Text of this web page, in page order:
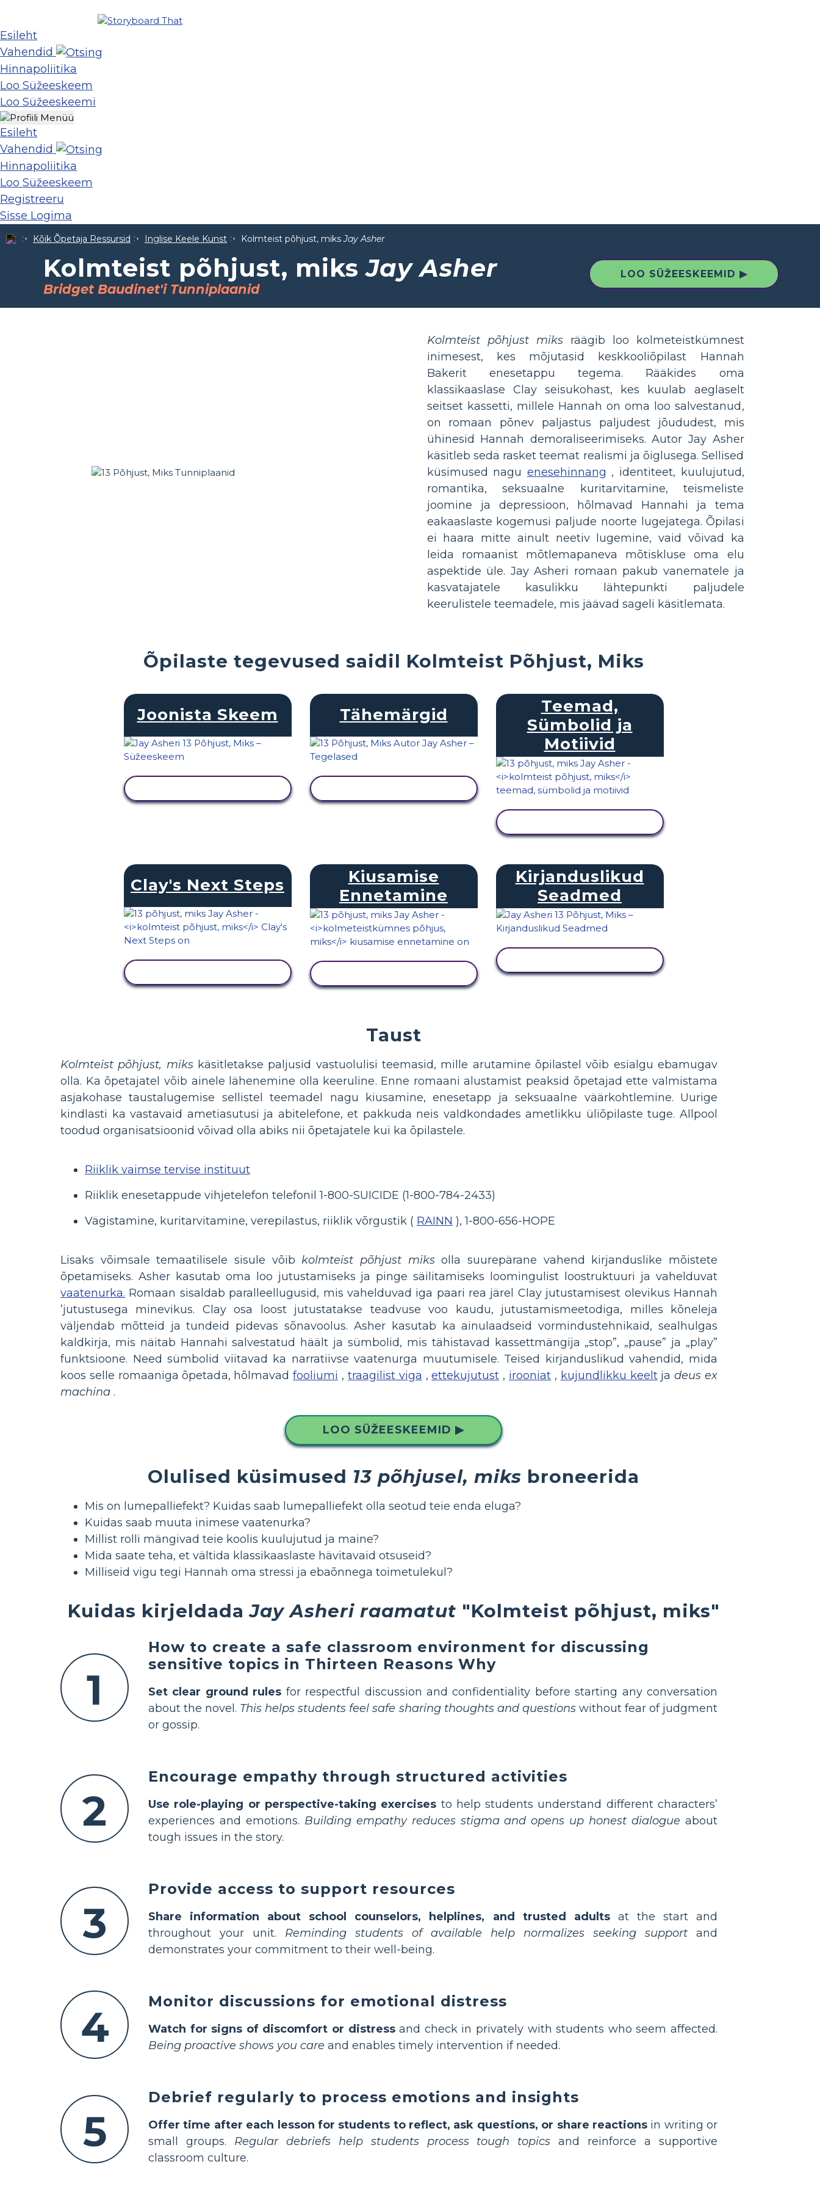
Esileht
Vahendid
Hinnapoliitika
Loo Süžeeskeem
Loo Süžeeskeemi
Esileht
Vahendid
Hinnapoliitika
Loo Süžeeskeem
Registreeru
Sisse Logima
Kõik Õpetaja Ressursid Inglise Keele Kunst Kolmteist põhjust, miksJay Asher
Kolmteist põhjust, miksJay Asher
Bridget Baudinet'i Tunniplaanid
LOO SÜŽEESKEEMID ▶
Kolmteist põhjust miksräägib loo kolmeteistkümnest
inimesest, kes mõjutasid keskkooliõpilast Hannah
Bakerit enesetappu tegema. Rääkides oma
klassikaaslase Clay seisukohast, kes kuulab aeglaselt
seitset kassetti, millele Hannah on oma loo salvestanud,
on romaan põnev paljastus paljudest jõududest, mis
ühinesid Hannah demoraliseerimiseks. Autor Jay Asher
käsitleb seda rasket teemat realismi ja õiglusega. Sellised
küsimused nagu enesehinnang , identiteet, kuulujutud,
romantika, seksuaalne kuritarvitamine, teismeliste
joomine ja depressioon, hõlmavad Hannahi ja tema
eakaaslaste kogemusi paljude noorte lugejatega. Õpilasi
ei haara mitte ainult neetiv lugemine, vaid võivad ka
leida romaanist mõtlemapaneva mõtiskluse oma elu
aspektide üle. Jay Asheri romaan pakub vanematele ja
kasvatajatele kasulikku lähtepunkti paljudele
keerulistele teemadele, mis jäävad sageli käsitlemata.
Õpilaste tegevused saidil Kolmteist Põhjust, Miks
Joonista Skeem Tähemärgid
Teemad,
Sümbolid ja
Motiivid
Clay's Next Steps
Kiusamise
Ennetamine
Kirjanduslikud
Seadmed
Taust
Kolmteist põhjust, mikskäsitletakse paljusid vastuolulisi teemasid, mille arutamine õpilastel võib esialgu ebamugav
olla. Ka õpetajatel võib ainele lähenemine olla keeruline. Enne romaani alustamist peaksid õpetajad ette valmistama
asjakohase taustalugemise sellistel teemadel nagu kiusamine, enesetapp ja seksuaalne väärkohtlemine. Uurige
kindlasti ka vastavaid ametiasutusi ja abitelefone, et pakkuda neis valdkondades ametlikku üliõpilaste tuge. Allpool
toodud organisatsioonid võivad olla abiks nii õpetajatele kui ka õpilastele.
Riiklik vaimse tervise instituut
Riiklik enesetappude vihjetelefon telefonil 1-800-SUICIDE (1-800-784-2433)
Vägistamine, kuritarvitamine, verepilastus, riiklik võrgustik ( RAINN ), 1-800-656-HOPE
Lisaks võimsale temaatilisele sisule võib kolmteist põhjust miksolla suurepärane vahend kirjanduslike mõistete
õpetamiseks. Asher kasutab oma loo jutustamiseks ja pinge säilitamiseks loomingulist loostruktuuri ja vahelduvat
vaatenurka. Romaan sisaldab paralleellugusid, mis vahelduvad iga paari rea järel Clay jutustamisest olevikus Hannah
’jutustusega minevikus. Clay osa loost jutustatakse teadvuse voo kaudu, jutustamismeetodiga, milles kõneleja
väljendab mõtteid ja tundeid pidevas sõnavoolus. Asher kasutab ka ainulaadseid vormindustehnikaid, sealhulgas
kaldkirja, mis näitab Hannahi salvestatud häält ja sümbolid, mis tähistavad kassettmängija „stop”, „pause” ja „play”
funktsioone. Need sümbolid viitavad ka narratiivse vaatenurga muutumisele. Teised kirjanduslikud vahendid, mida
koos selle romaaniga õpetada, hõlmavadfooliumi , traagilist viga ,ettekujutust , irooniat , kujundlikku keeltjadeus ex
machina .
LOO SÜŽEESKEEMID ▶
Olulised küsimused 13 põhjusel, miks broneerida
Mis on lumepalliefekt? Kuidas saab lumepalliefekt olla seotud teie enda eluga?
Kuidas saab muuta inimese vaatenurka?
Millist rolli mängivad teie koolis kuulujutud ja maine?
Mida saate teha, et vältida klassikaaslaste hävitavaid otsuseid?
Milliseid vigu tegi Hannah oma stressi ja ebaõnnega toimetulekul?
Kuidas kirjeldadaJay Asheri raamatut "Kolmteist põhjust, miks"
1
How to create a safe classroom environment for discussing
sensitive topics in Thirteen Reasons Why
Set clear ground rules for respectful discussion and confidentiality before starting any conversation
about the novel. This helps students feel safe sharing thoughts and questionswithout fear of judgment
or gossip.
2
Encourage empathy through structured activities
Use role-playing or perspective-taking exercises to help students understand different characters’
experiences and emotions. Building empathy reduces stigma and opens up honest dialogue about
tough issues in the story.
3
Provide access to support resources
Share information about school counselors, helplines, and trusted adultsat the start and
throughout your unit. Reminding students of available help normalizes seeking support and
demonstrates your commitment to their well-being.
4
Monitor discussions for emotional distress
Watch for signs of discomfort or distressand check in privately with students who seem affected.
Being proactive shows you care and enables timely intervention if needed.
5
Debrief regularly to process emotions and insights
Offer time after each lesson for students to reflect, ask questions, or share reactionsin writing or
small groups. Regular debriefs help students process tough topics and reinforce a supportive
classroom culture.